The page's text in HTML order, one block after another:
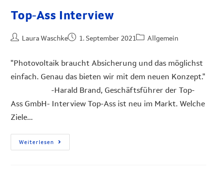
Top-Ass Interview
Laura Waschke 1. September 2021 Allgemein
"Photovoltaik braucht Absicherung und das möglichst
einfach. Genau das bieten wir mit dem neuen Konzept."
-Harald Brand, Geschäftsführer der Top-
Ass GmbH- Interview Top-Ass ist neu im Markt. Welche
Ziele…
Weiterlesen